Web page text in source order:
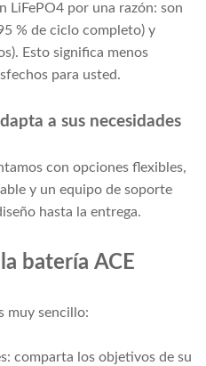
LiFePO4 por una razón: son
% de ciclo completo) y
Esto significa menos
para usted.
a sus necesidades
con opciones flexibles,
y un equipo de soporte
hasta la entrega.
batería ACE
muy sencillo:
comparta los objetivos de su